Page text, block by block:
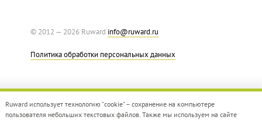
© 2012 — 2026 Ruward info@ruward.ru
Политика обработки персональных данных
Ruward использует технологию "cookie" – сохранение на компьютере
пользователя небольших текстовых файлов. Также мы используем на сайте